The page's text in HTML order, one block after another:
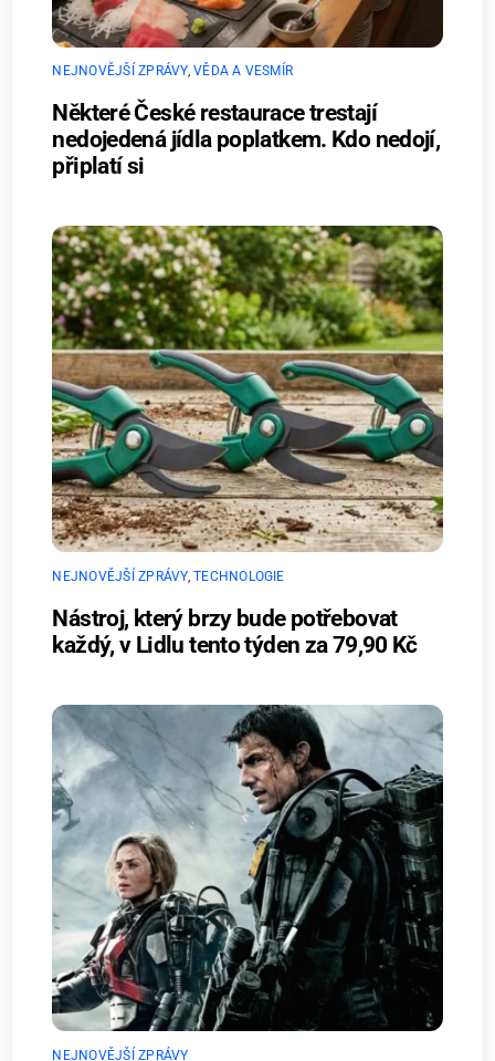
NEJNOVĚJŠÍ ZPRÁVY,VĚDA A VESMÍR
Některé České restaurace trestají
nedojedená jídla poplatkem. Kdo nedojí,
připlatí si
NEJNOVĚJŠÍ ZPRÁVY,TECHNOLOGIE
Nástroj, který brzy bude potřebovat
každý, v Lidlu tento týden za 79,90 Kč
NEJNOVĚJŠÍ ZPRÁVY